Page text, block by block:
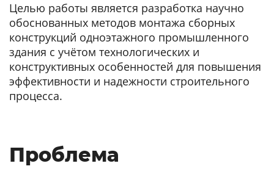
Целью работы является разработка научно
обоснованных методов монтажа сборных
конструкций одноэтажного промышленного
здания с учётом технологических и
конструктивных особенностей для повышения
эффективности и надежности строительного
процесса.
Проблема